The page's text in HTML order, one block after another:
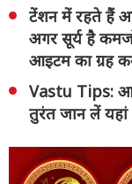
टेंशन में रहते हैं
अगर सूर्य है
आइटम का ग्रह
Vastu Tips:
तुरंत जान लें यहां